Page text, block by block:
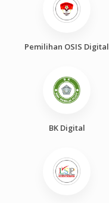
Pemilihan OSIS Digital
BK Digital